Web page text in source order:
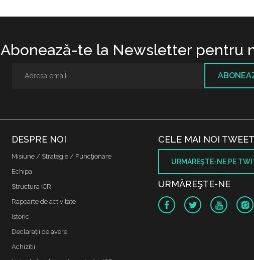
Abonează-te la Newsletter pentru
DESPRE NOI
Misiune / Strategie / Funcţionare
Echipa
Structura ICR
Rapoarte de activitate
Istoric
Declaraţii de avere
Achizitii
CELE MAI NOI
URMĂREŞTE-NE PE
URMĂREŞTE-NE